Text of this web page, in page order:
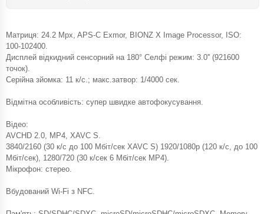
Матриця: 24.2 Mpx, APS-C Exmor, BIONZ X Image Processor, ISO:
100-102400.
Дисплей відкидний сенсорний на 180° Селфі режим: 3.0'' (921600
точок).
Серійна зйомка: 11 к/с.; макс.затвор: 1/4000 сек.
Відмітна особливість: супер швидке автофокусування.
Відео:
AVCHD 2.0, MP4, XAVC S.
3840/2160 (30 к/с до 100 Мбіт/сек XAVC S) 1920/1080p (120 к/с, до 100
Мбіт/сек), 1280/720 (30 к/сек 6 Мбіт/сек MP4).
Мікрофон: стерео.
Вбудований Wi-Fi з NFC.